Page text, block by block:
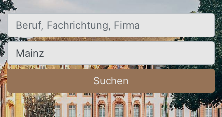
Beruf, Fachrichtung, Firma
Ort, Stadt
Suchen